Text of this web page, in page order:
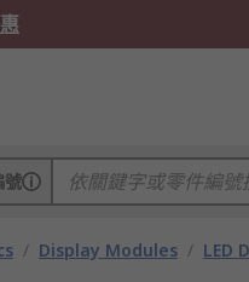
號
/ Display Modules / LED